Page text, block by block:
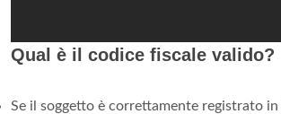
Qual è il codice fiscale valido?
Se il soggetto è correttamente registrato in